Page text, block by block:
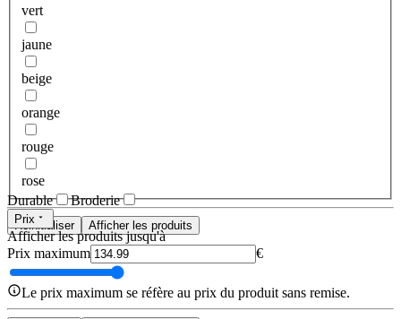
vert
jaune
beige
orange
rouge
rose
Réinitialiser Afficher les produits
Durable Broderie
Prix
Afficher les produits jusqu'à
Prix maximum
€
Le prix maximum se réfère au prix du produit sans remise.